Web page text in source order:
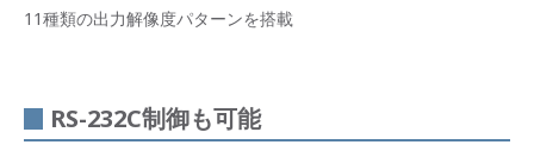
11種類の出力解像度パターンを搭載
RS-232C制御も可能